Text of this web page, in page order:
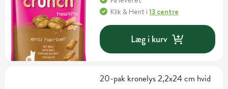
Klik & Hent i13 centre
Læg i kurv
20-pak kronelys 2,2x24 cm hvid